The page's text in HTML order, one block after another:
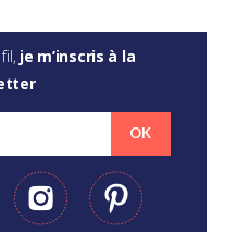
je m’inscris à la
OK